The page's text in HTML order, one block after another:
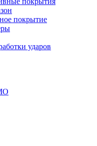
покрытие
ударов